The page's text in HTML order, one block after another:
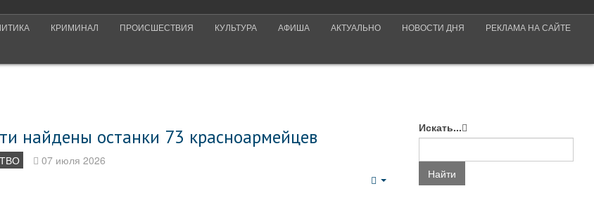
КРИМИНАЛ ПРОИСШЕСТВИЯ КУЛЬТУРА АФИША АКТУАЛЬНО НОВОСТИ ДНЯ РЕКЛАМА НА САЙТЕ
найдены останки 73 красноармейцев
07 июля 2026
Искать...
Найти